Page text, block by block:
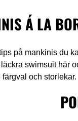
Á LA
på mankinis du
swimsuit här
och storlekar.